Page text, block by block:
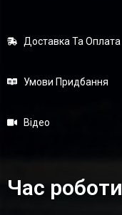
Доставка Та Оплата
Умови Придбання
Відео
Час роботи